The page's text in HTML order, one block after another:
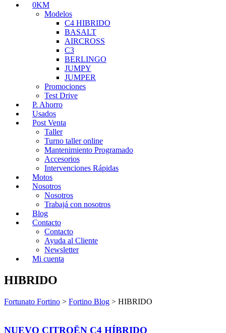
0KM
Modelos
C4 HIBRIDO
BASALT
AIRCROSS
C3
BERLINGO
JUMPY
JUMPER
Promociones
Test Drive
P. Ahorro
Usados
Post Venta
Taller
Turno taller online
Mantenimiento Programado
Accesorios
Intervenciones Rápidas
Motos
Nosotros
Nosotros
Trabajá con nosotros
Blog
Contacto
Contacto
Ayuda al Cliente
Newsletter
Mi cuenta
HIBRIDO
Fortunato Fortino > Fortino Blog > HIBRIDO
NUEVO CITROËN C4 HÍBRIDO